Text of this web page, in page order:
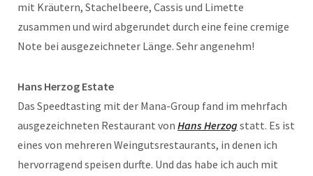
mit Kräutern, Stachelbeere, Cassis und Limette
zusammen und wird abgerundet durch eine feine cremige
Note bei ausgezeichneter Länge. Sehr angenehm!
Hans Herzog Estate
Das Speedtasting mit der Mana-Group fand im mehrfach
ausgezeichneten Restaurant von Hans Herzogstatt. Es ist
eines von mehreren Weingutsrestaurants, in denen ich
hervorragend speisen durfte. Und das habe ich auch mit